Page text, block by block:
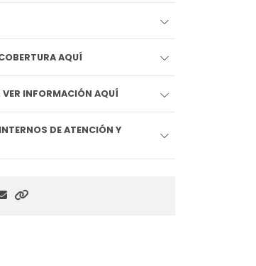
Y COBERTURA AQUÍ
VER INFORMACIÓN AQUÍ
DE ATENCIÓN Y